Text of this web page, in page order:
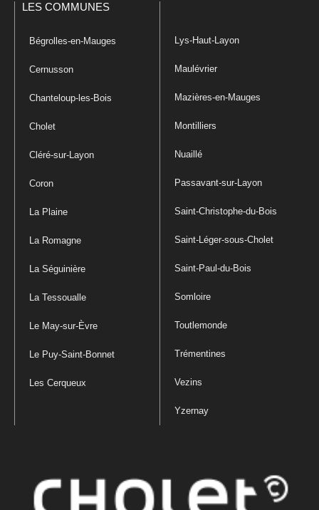
LES COMMUNES
Bégrolles-en-Mauges
Cernusson
Chanteloup-les-Bois
Cholet
Cléré-sur-Layon
Coron
La Plaine
La Romagne
La Séguinière
La Tessoualle
Le May-sur-Èvre
Le Puy-Saint-Bonnet
Les Cerqueux
Lys-Haut-Layon
Maulévrier
Mazières-en-Mauges
Montilliers
Nuaillé
Passavant-sur-Layon
Saint-Christophe-du-Bois
Saint-Léger-sous-Cholet
Saint-Paul-du-Bois
Somloire
Toutlemonde
Trémentines
Vezins
Yzernay